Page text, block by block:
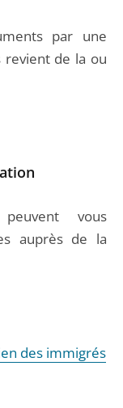
par une
de la ou
peuvent vous
auprès de la
des immigrés